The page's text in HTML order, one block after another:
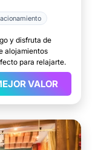
y disfruta de
alojamientos
para relajarte.
VALOR